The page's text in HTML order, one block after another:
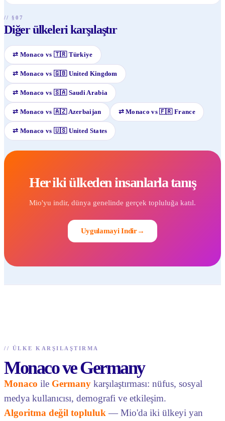
// §07
Diğer ülkeleri karşılaştır
⇄ Monaco vs 🇹🇷 Türkiye
⇄ Monaco vs 🇬🇧 United Kingdom
⇄ Monaco vs 🇸🇦 Saudi Arabia
⇄ Monaco vs 🇦🇿 Azerbaijan ⇄Monaco vs🇫🇷 France
⇄ Monaco vs 🇺🇸 United States
Her iki ülkeden insanlarla tanış
Mio'yu indir, dünya genelinde gerçek topluluğa katıl.
Uygulamayi Indir→
// ÜLKE KARŞILAŞTIRMA
Monaco ve Germany
Monaco ile Germany karşılaştırması: nüfus, sosyal
medya kullanıcısı, demografi ve etkileşim.
Algoritma değil topluluk — Mio'da iki ülkeyi yan